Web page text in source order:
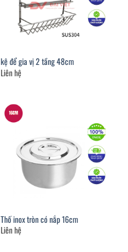
kệ để gia vị 2 tầng 48cm
Liên hệ
Thố inox tròn có nắp 16cm
Liên hệ